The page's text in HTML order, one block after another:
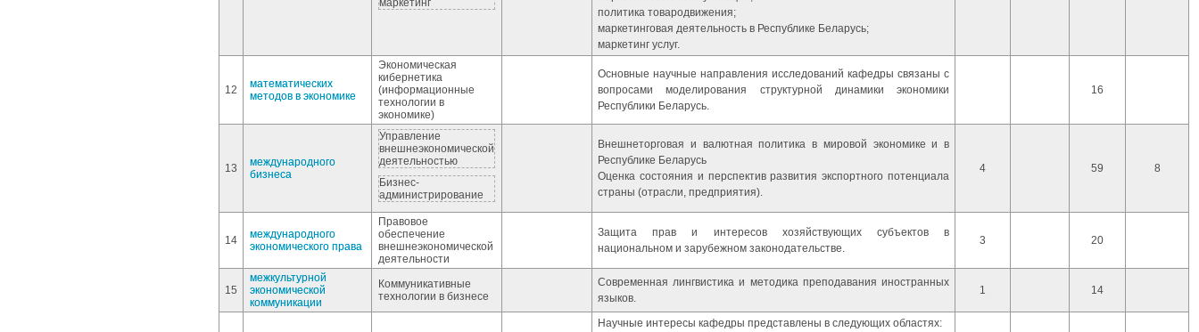
маркетинг
политика товародвижения;
маркетинговая деятельность в Республике Беларусь;
маркетинг услуг.
12
математических
методов в экономике
Экономическая
кибернетика
(информационные
технологии в
экономике)
Основные научные направления исследований кафедры связаны с
вопросами моделирования структурной динамики экономики
Республики Беларусь.
16
13
международного
бизнеса
Управление
внешнеэкономической
деятельностью
Бизнес-
администрирование
Внешнеторговая и валютная политика в мировой экономике и в
Республике Беларусь
Оценка состояния и перспектив развития экспортного потенциала
страны (отрасли, предприятия).
4 59 8
14
международного
экономического права
Правовое
обеспечение
внешнеэкономической
деятельности
Защита прав и интересов хозяйствующих субъектов в
национальном и зарубежном законодательстве.
3 20
15
межкультурной
экономической
коммуникации
Коммуникативные
технологии в бизнесе
Современная лингвистика и методика преподавания иностранных
языков.
1 14
Научные интересы кафедры представлены в следующих областях: